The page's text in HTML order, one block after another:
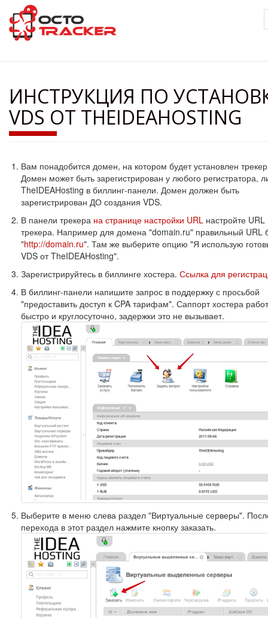
Перейти
основному
содержанию
ИНСТРУКЦИЯ ПО
VDS ОТ THEIDEAHOSTING
Вам понадобится домен, на котором будет установлен
Домен может быть зарегистрирован у любого регистратора,
TheIDEAHosting в биллинг-панели. Домен должен быть
зарегистрирован ДО создания VDS.
В панели трекера на странице настройки URL настройте URL
трекера. Например для домена "domain.ru" правильный URL
"http://domain.ru". Там же выберите опцию "Я использую
VDS от TheIDEAHosting".
Зарегистрируйтесь в биллинге хостера. Ссылка для
В биллинг-панели напишите запрос в поддержку с просьбой
"предоставить доступ к CPA тарифам". Саппорт хостера
быстро и круглосуточно, задержки это не вызывает.
Выберите в меню слева раздел "Виртуальные серверы".
перехода в этот раздел нажмите кнопку заказать.